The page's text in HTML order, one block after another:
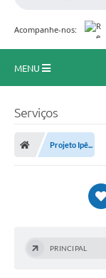
Acompanhe-nos:
MENU
Secretarias
Outras Opções
Serviços
Projeto Ipê...
PRINCIPAL